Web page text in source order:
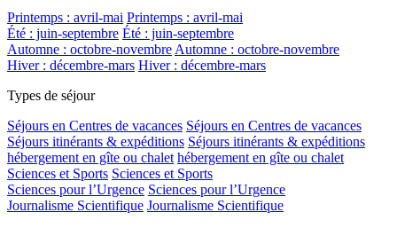
Printemps : avril-mai Printemps : avril-mai
Été : juin-septembre Été : juin-septembre
Automne : octobre-novembreAutomne : octobre-novembre
Hiver : décembre-mars Hiver : décembre-mars
Types de séjour
Séjours en Centres de vacances Séjours en Centres de vacances
Séjours itinérants & expéditions Séjours itinérants & expéditions
hébergement en gîte ou chalet hébergement en gîte ou chalet
Sciences et Sports Sciences et Sports
Sciences pour l’Urgence Sciences pour l’Urgence
Journalisme Scientifique Journalisme Scientifique